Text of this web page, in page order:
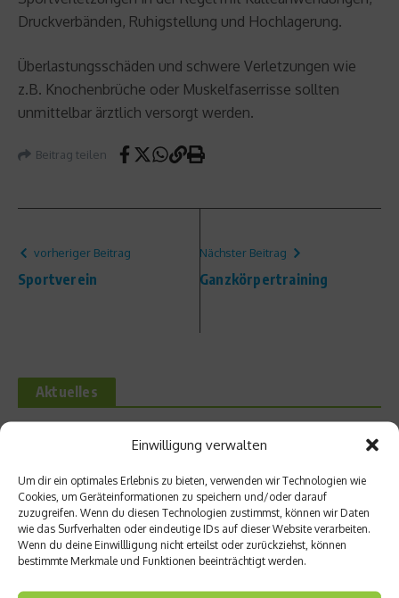
Einwilligung verwalten
Um dir ein optimales Erlebnis zu bieten, verwenden wir Technologien wie
Cookies, um Geräteinformationen zu speichern und/oder darauf
zuzugreifen. Wenn du diesen Technologien zustimmst, können wir Daten
wie das Surfverhalten oder eindeutige IDs auf dieser Website verarbeiten.
Wenn du deine Einwillligung nicht erteilst oder zurückziehst, können
bestimmte Merkmale und Funktionen beeinträchtigt werden.
Druckverbänden, Ruhigstellung und Hochlagerung.
Überlastungsschäden und schwere Verletzungen wie
z.B. Knochenbrüche oder Muskelfaserrisse sollten
unmittelbar ärztlich versorgt werden.
Beitrag teilen
vorheriger Beitrag
Sportverein
Nächster Beitrag
Ganzkörpertraining
Aktuelles
München
Unterwegs im Atlantic Ridge Preserve State
Park in Martin County